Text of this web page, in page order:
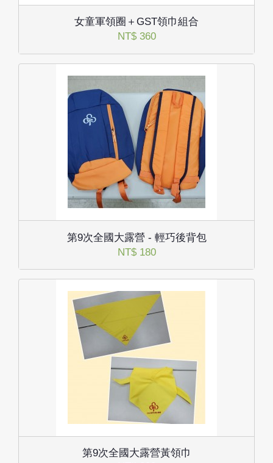
女童軍領圈＋GST領巾組合
NT$ 360
第9次全國大露營 - 輕巧後背包
NT$ 180
第9次全國大露營黃領巾